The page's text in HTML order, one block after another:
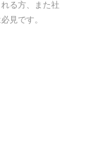
る方、また社
見です。